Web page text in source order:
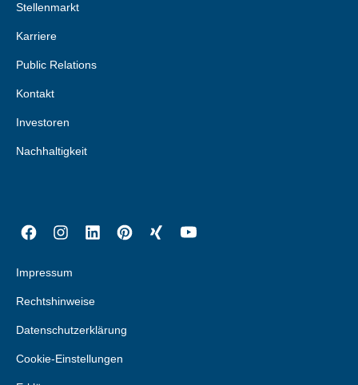
Stellenmarkt
Karriere
Public Relations
Kontakt
Investoren
Nachhaltigkeit
Impressum
Rechtshinweise
Datenschutzerklärung
Cookie-Einstellungen